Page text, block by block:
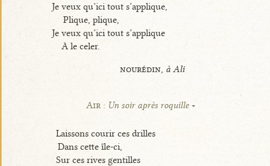
Je veux qu’ici tout s’applique,
Plique, plique,
Je veux qu’ici tout s’applique
À le celer.
nourédin, à Ali
Air : Un soir après roquille
Laissons courir ces drilles
Dans cette île-ci,
Sur ces rives gentilles